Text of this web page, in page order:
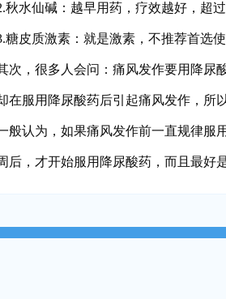
秋水仙碱：越早用药，疗效越好，超
糖皮质激素：就是激素，不推荐首选
次，很多人会问：痛风发作要用降尿
在服用降尿酸药后引起痛风发作，所
般认为，如果痛风发作前一直规律服
后，才开始服用降尿酸药，而且最好